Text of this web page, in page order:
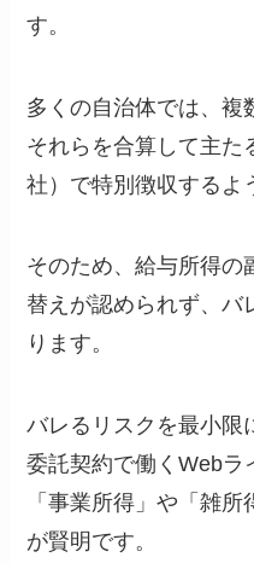
す。
多くの自治体では、複
それらを合算して主た
社）で特別徴収するよ
そのため、給与所得の
替えが認められず、バ
ります。
バレるリスクを最小限
委託契約で働くWebラ
「事業所得」や「雑
が賢明です。